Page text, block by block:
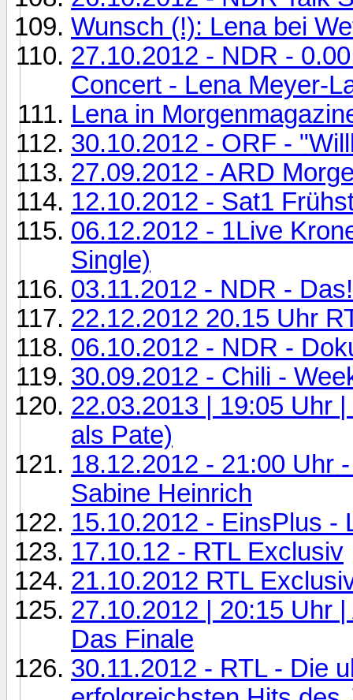
Wunsch (!): Lena bei
27.10.2012 - NDR -
Concert - Lena Meyer-
Lena in
30.10.2012 - ORF -
27.09.2012 - ARD
12.10.2012 - Sat1
06.12.2012 - 1Live
Single)
03.11.2012 - NDR - Das!
22.12.2012 20.15 Uhr
06.10.2012 - NDR -
30.09.2012 - Chili -
22.03.2013 | 19:05 Uhr
als Pate)
18.12.2012 - 21:00 Uhr
Sabine Heinrich
15.10.2012 - EinsPlus -
17.10.12 - RTL Exclusiv
21.10.2012 RTL
27.10.2012 | 20:15 Uhr
Das Finale
30.11.2012 - RTL - Die